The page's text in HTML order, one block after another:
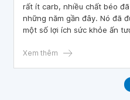
rất ít carb, nhiều chất béo
những năm gần đây. Nó đã
một số lợi ích sức khỏe ấn
mục tiêu giảm cân của họ.
các nghiên cứu dài hạn hỗ
thiếu. Bài viết này đánh giá
Xem thêm